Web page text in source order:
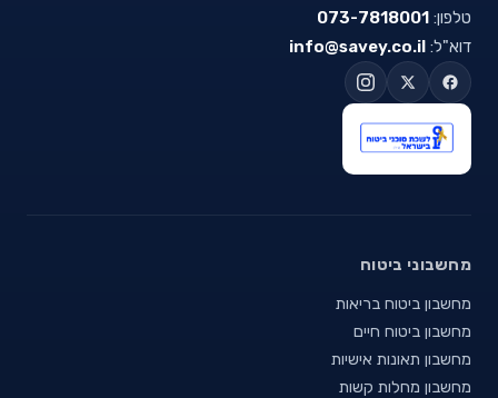
טלפון: 073-7818001
דוא"ל: info@savey.co.il
מחשבוני ביטוח
מחשבון ביטוח בריאות
מחשבון ביטוח חיים
מחשבון תאונות אישיות
מחשבון מחלות קשות